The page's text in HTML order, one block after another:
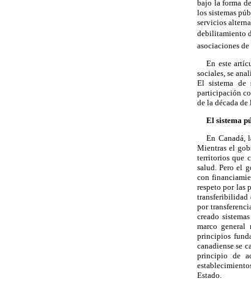
bajo la forma
los sistemas
servicios
debilitamiento
asociaciones
En este
sociales, se
El sistema de
participación
de la década de
El sistema
En Canadá,
Mientras el
territorios que
salud. Pero el
con
respeto por las
transferibilidad
por
creado
marco
principios
canadiense se
principio de
Estado.